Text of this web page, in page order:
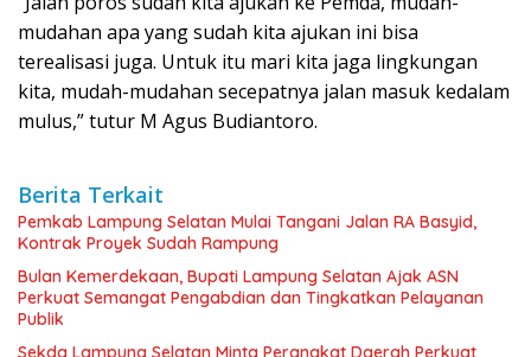
mudahan apa yang sudah kita ajukan ini bisa
terealisasi juga. Untuk itu mari kita jaga lingkungan
kita, mudah-mudahan secepatnya jalan masuk kedalam
mulus,” tutur M Agus Budiantoro.
Berita Terkait
Pemkab Lampung Selatan Mulai Tangani Jalan RA Basyid,
Kontrak Proyek Sudah Rampung
Bulan Kemerdekaan, Bupati Lampung Selatan Ajak ASN
Perkuat Semangat Pengabdian dan Tingkatkan Pelayanan
Publik
Sekda Lampung Selatan Minta Perangkat Daerah Perkuat